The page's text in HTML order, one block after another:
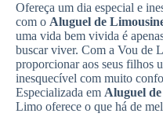
Ofereça um dia especial e
com o Aluguel de
uma vida bem vivida é
buscar viver. Com a Vou de
proporcionar aos seus filhos
inesquecível com muito
Especializada em Aluguel
Limo oferece o que há de